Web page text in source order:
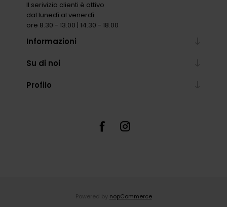
Il serivizio clienti è attivo
dal lunedì al venerdì
ore 8.30 - 13.00 | 14.30 - 18.00
Informazioni
Su di noi
Profilo
Powered by nopCommerce